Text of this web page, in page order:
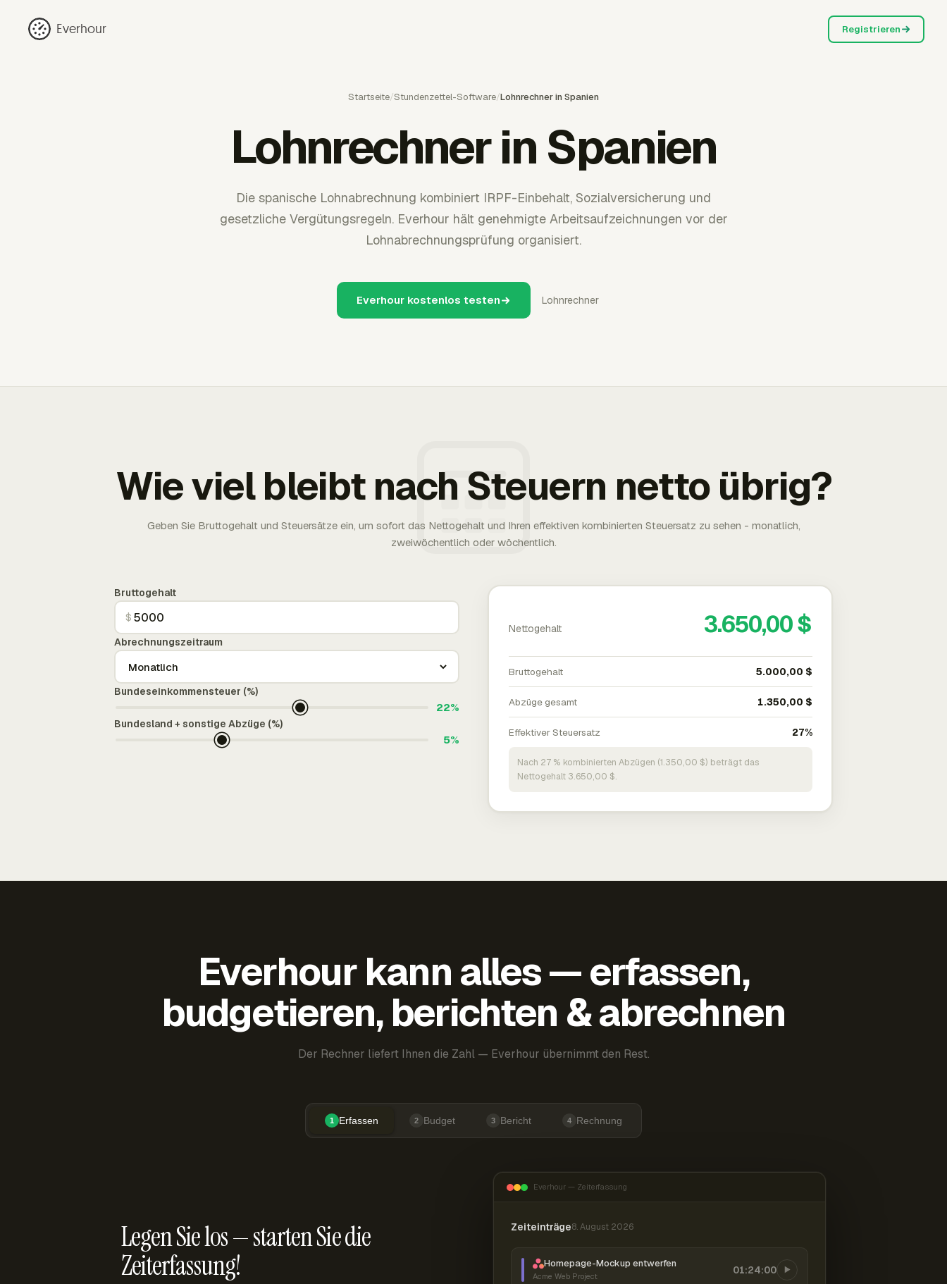
Everhour Registrieren
Startseite/Stundenzettel-Software/Lohnrechner in Spanien
Lohnrechner in Spanien
Die spanische Lohnabrechnung kombiniert IRPF-Einbehalt, Sozialversicherung und
gesetzliche Vergütungsregeln. Everhour hält genehmigte Arbeitsaufzeichnungen vor der
Lohnabrechnungsprüfung organisiert.
Everhour kostenlos testen Lohnrechner
Wie viel bleibt nach Steuern netto übrig?
Geben Sie Bruttogehalt und Steuersätze ein, um sofort das Nettogehalt und Ihren effektiven kombinierten Steuersatz zu sehen - monatlich,
zweiwöchentlich oder wöchentlich.
Bruttogehalt
$
Abrechnungszeitraum
Bundeseinkommensteuer (%)
22%
Bundesland + sonstige Abzüge (%)
5%
Nettogehalt 3.650,00 $
Bruttogehalt 5.000,00 $
Abzüge gesamt 1.350,00 $
Effektiver Steuersatz 27%
Nach 27 % kombinierten Abzügen (1.350,00 $) beträgt das
Nettogehalt 3.650,00 $.
Everhour kann alles — erfassen,
budgetieren, berichten & abrechnen
Der Rechner liefert Ihnen die Zahl — Everhour übernimmt den Rest.
1 Erfassen 2 Budget 3 Bericht 4 Rechnung
Legen Sie los — starten Sie die
Zeiterfassung!
Everhour — Zeiterfassung
Zeiteinträge8. August 2026
Homepage-Mockup entwerfen
Acme Web Project
01:24:00